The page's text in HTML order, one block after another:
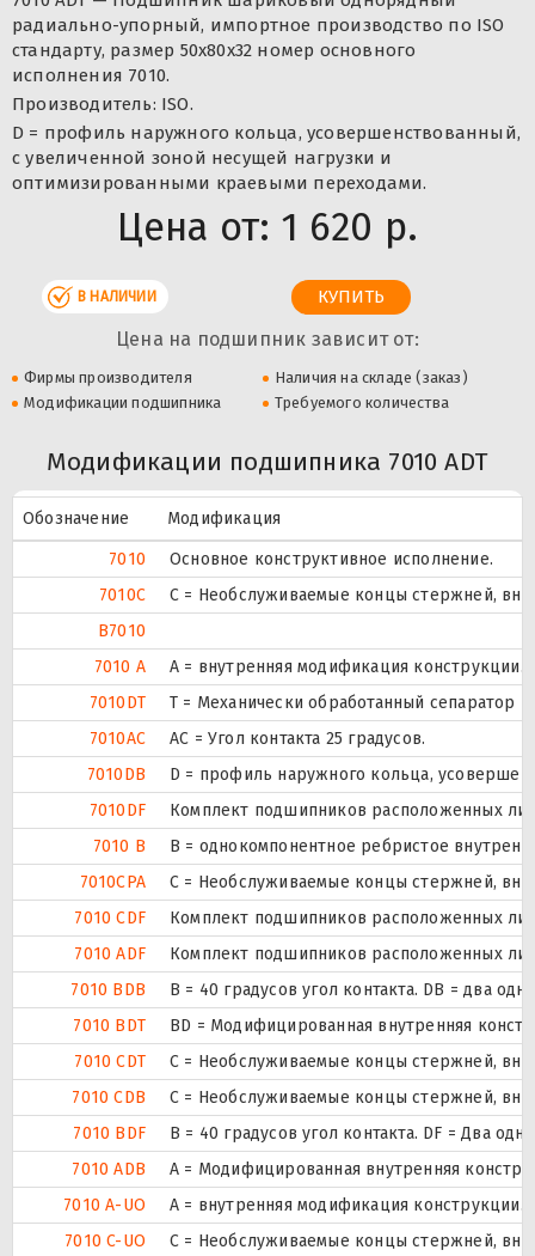
радиально-упорный, импортное производство по ISO
стандарту, размер 50x80x32 номер основного
исполнения 7010.
Производитель: ISO.
D = профиль наружного кольца, усовершенствованный,
с увеличенной зоной несущей нагрузки и
оптимизированными краевыми переходами.
Цена от: 1 620 р.
В НАЛИЧИИ
Цена на подшипник зависит от:
Фирмы производителя
Наличия на складе (заказ)
Модификации подшипника
Требуемого количества
Модификации подшипника 7010 ADT
Обозначение
Модификация
7010
Основное конструктивное исполнение.
7010C
С = Необслуживаемые концы стержней,
B7010
7010 A
A = внутренняя модификация конструкции.
7010DT
T = Механически обработанный сепаратор
7010AC
AC = Угол контакта 25 градусов.
7010DB
D = профиль наружного кольца,
7010DF
Комплект подшипников расположенных
7010 B
B = однокомпонентное ребристое
7010CPA
С = Необслуживаемые концы стержней,
7010 CDF
Комплект подшипников расположенных
7010 ADF
Комплект подшипников расположенных
7010 BDB
B = 40 градусов угол контакта. DB = два
7010 BDT
BD = Модифицированная внутренняя
7010 CDT
С = Необслуживаемые концы стержней,
7010 CDB
С = Необслуживаемые концы стержней,
7010 BDF
B = 40 градусов угол контакта. DF = Два
7010 ADB
A = Модифицированная внутренняя
7010 A-UO
A = внутренняя модификация конструкции.
7010 C-UO
С = Необслуживаемые концы стержней,